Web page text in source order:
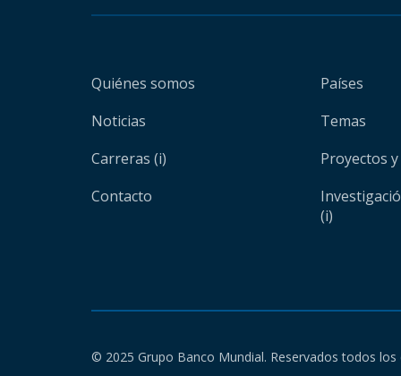
Quiénes somos
Noticias
Carreras (i)
Contacto
Países
Temas
Proyectos
(i)
© 2025 Grupo Banco Mundial. Reservados todos los